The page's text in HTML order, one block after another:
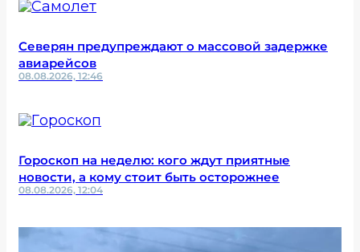
Северян предупреждают о массовой задержке
авиарейсов
08.08.2026, 12:46
Гороскоп на неделю: кого ждут приятные
новости, а кому стоит быть осторожнее
08.08.2026, 12:04